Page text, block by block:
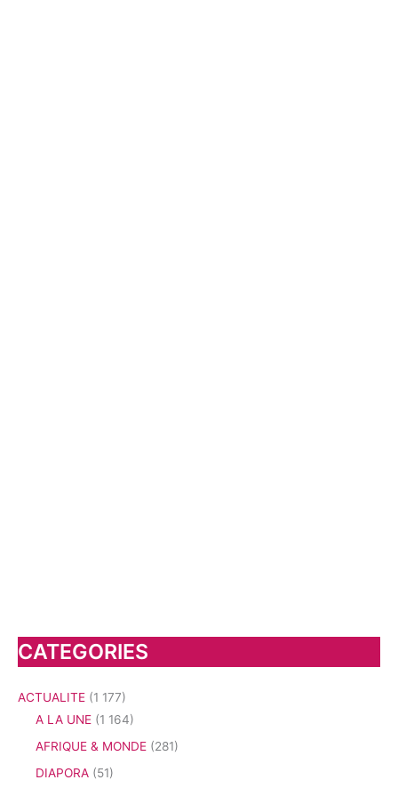
CATEGORIES
ACTUALITE (1 177)
A LA UNE (1 164)
AFRIQUE & MONDE (281)
DIAPORA (51)